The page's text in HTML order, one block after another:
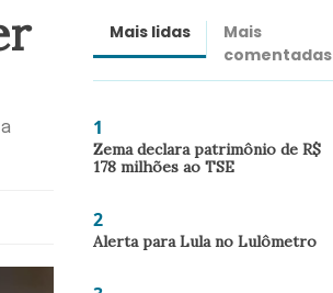
Mais lidas
Mais
comentadas
1
Zema declara patrimônio de R$
178 milhões ao TSE
2
Alerta para Lula no Lulômetro